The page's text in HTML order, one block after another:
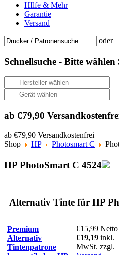
HIlfe & Mehr
Garantie
Versand
oder
Schnellsuche - Bitte wählen
ab €79,90
ab €79,90 Versandkostenfrei
Shop
HP Photosmart C
HP PhotoSmart C 4524
Alternativ Tinte für HP
Premium
Alternativ
Tintenpatrone
€15,99 Netto
€19,19 inkl.
MwSt. zzgl.